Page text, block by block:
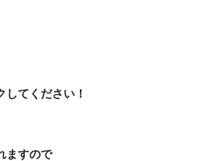
してください！
ますので